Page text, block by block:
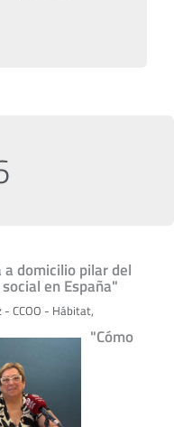
a domicilio pilar del
en España"
- CCOO - Hábitat,
"Cómo